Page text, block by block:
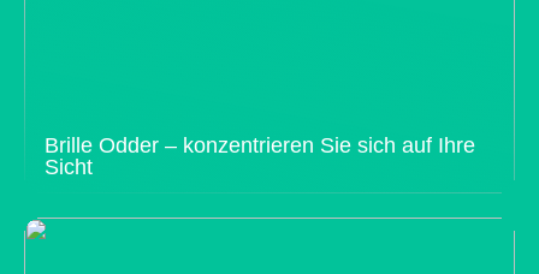
Brille Odder – konzentrieren Sie sich auf Ihre
Sicht